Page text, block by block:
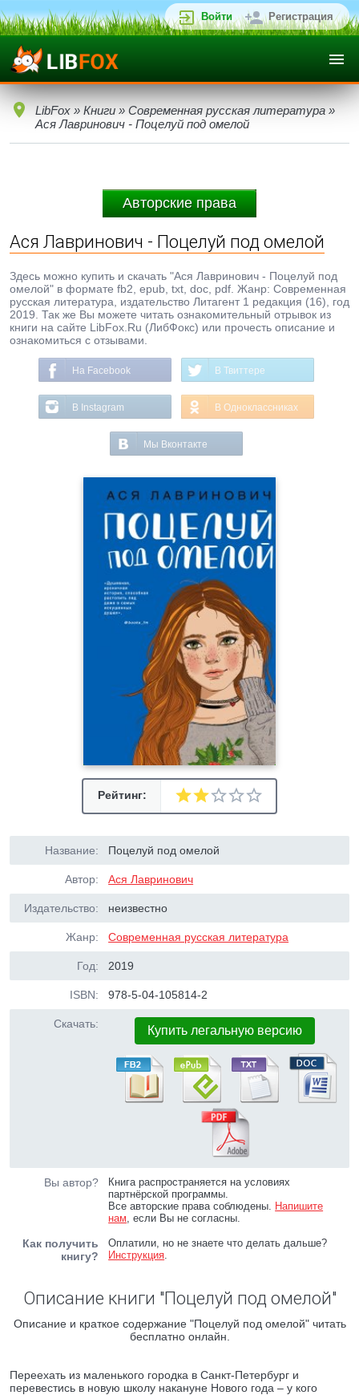
Войти Регистрация
LibFox » Книги » Современная русская литература »
Ася Лавринович - Поцелуй под омелой
Авторские права
Ася Лавринович - Поцелуй под омелой
Здесь можно купить и скачать "Ася Лавринович - Поцелуй под
омелой" в формате fb2, epub, txt, doc, pdf. Жанр: Современная
русская литература, издательство Литагент 1 редакция (16), год
2019. Так же Вы можете читать ознакомительный отрывок из
книги на сайте LibFox.Ru (ЛибФокс) или прочесть описание и
ознакомиться с отзывами.
На Facebook В Твиттере
В Instagram В Одноклассниках
Мы Вконтакте
Рейтинг:
Название: Поцелуй под омелой
Автор: Ася Лавринович
Издательство: неизвестно
Жанр: Современная русская литература
Год: 2019
ISBN: 978-5-04-105814-2
Скачать: Купить легальную версию
Вы автор?
Книга распространяется на условиях
партнёрской программы.
Все авторские права соблюдены. Напишите
нам, если Вы не согласны.
Как получить
книгу?
Оплатили, но не знаете что делать дальше?
Инструкция.
Описание книги "Поцелуй под омелой"
Описание и краткое содержание "Поцелуй под омелой" читать
бесплатно онлайн.
Переехать из маленького городка в Санкт-Петербург и
перевестись в новую школу накануне Нового года – у кого